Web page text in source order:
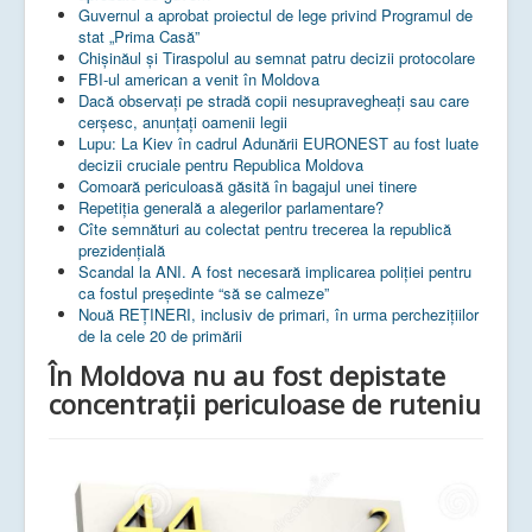
Guvernul a aprobat proiectul de lege privind Programul de
stat „Prima Casă”
Chișinăul și Tiraspolul au semnat patru decizii protocolare
FBI-ul american a venit în Moldova
Dacă observați pe stradă copii nesupravegheați sau care
cerșesc, anunțați oamenii legii
Lupu: La Kiev în cadrul Adunării EURONEST au fost luate
decizii cruciale pentru Republica Moldova
Comoară periculoasă găsită în bagajul unei tinere
Repetiția generală a alegerilor parlamentare?
Cîte semnături au colectat pentru trecerea la republică
prezidențială
Scandal la ANI. A fost necesară implicarea poliției pentru
ca fostul președinte “să se calmeze”
Nouă REȚINERI, inclusiv de primari, în urma perchezițiilor
de la cele 20 de primării
În Moldova nu au fost depistate
concentrații periculoase de ruteniu